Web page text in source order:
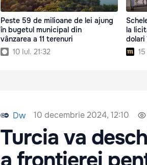
Peste 59 de milioane de lei ajung
în bugetul municipal din
vânzarea a 11 terenuri
10 Iul. 21:32
la
dolari
Dw 10 decembrie 2024, 12:10
Turcia va